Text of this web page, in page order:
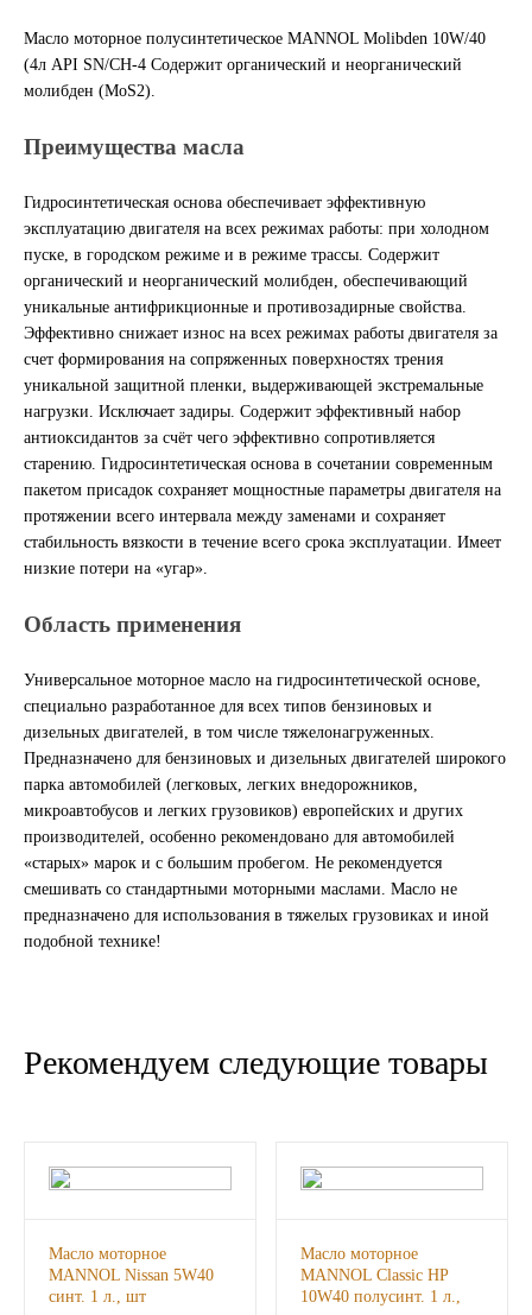
Другие бренды подшипников
Автожидкости
Охлаждающие жидкости
Тормозные жидкости
Специальные жидкости
Автосмазки
CHEVRON
OIL RIGHT
АГРИНОЛ
ГАЗПРОМ
РОСНЕФТЬ
Автозапчасти
ЗИЛ
ВАЗ
МАЗ
КАМАЗ
КРАЗ
ЛИАЗ
Масло моторное полусинтетическое MANNOL Molibden 10W/40
(4л API SN/CH-4 Содержит органический и неорганический
молибден (MoS2).
Преимущества масла
Гидросинтетическая основа обеспечивает эффективную
эксплуатацию двигателя на всех режимах работы: при холодном
пуске, в городском режиме и в режиме трассы. Содержит
органический и неорганический молибден, обеспечивающий
уникальные антифрикционные и противозадирные свойства.
Эффективно снижает износ на всех режимах работы двигателя за
счет формирования на сопряженных поверхностях трения
уникальной защитной пленки, выдерживающей экстремальные
нагрузки. Исключает задиры. Содержит эффективный набор
антиоксидантов за счёт чего эффективно сопротивляется
старению. Гидросинтетическая основа в сочетании современным
пакетом присадок сохраняет мощностные параметры двигателя на
протяжении всего интервала между заменами и сохраняет
стабильность вязкости в течение всего срока эксплуатации. Имеет
низкие потери на «угар».
Область применения
Универсальное моторное масло на гидросинтетической основе,
специально разработанное для всех типов бензиновых и
дизельных двигателей, в том числе тяжелонагруженных.
Предназначено для бензиновых и дизельных двигателей широкого
парка автомобилей (легковых, легких внедорожников,
микроавтобусов и легких грузовиков) европейских и других
производителей, особенно рекомендовано для автомобилей
«старых» марок и с большим пробегом. Не рекомендуется
смешивать со стандартными моторными маслами. Масло не
предназначено для использования в тяжелых грузовиках и иной
подобной технике!
Рекомендуем следующие товары
Масло моторное
MANNOL Nissan 5W40
синт. 1 л., шт
Масло моторное
MANNOL Classic HP
10W40 полусинт. 1 л.,